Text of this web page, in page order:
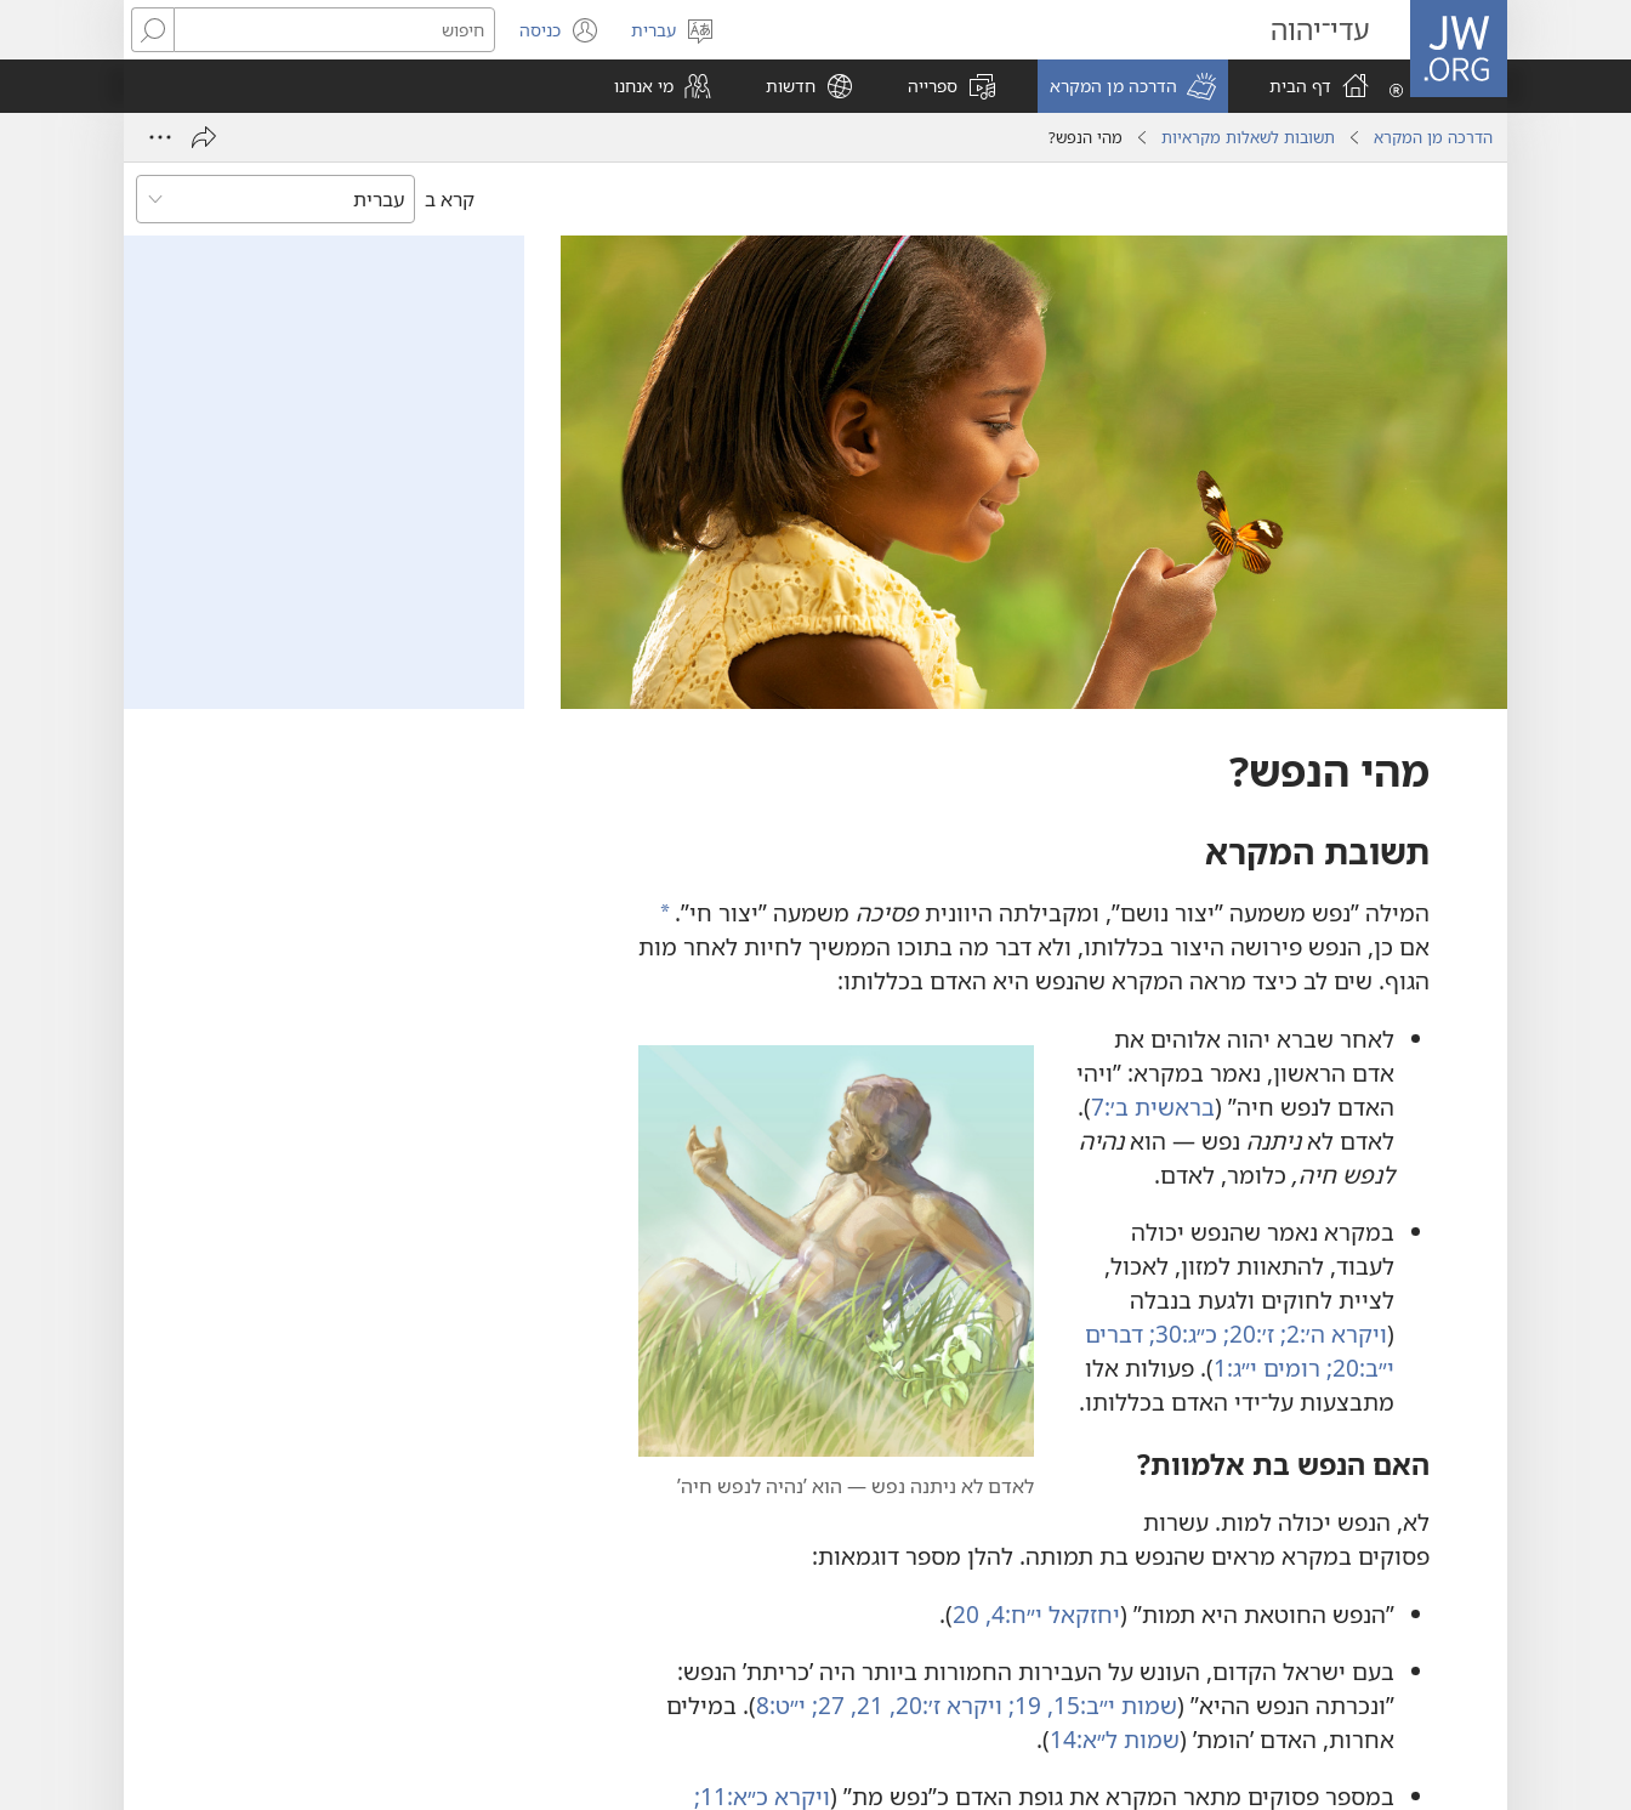
JW.ORG עדי־יהוה
בחר
שפה
עברית כניסה
(פותח
חלון
חיפוש
דף הבית
הדרכה מן המקרא ספרייה חדשות מי אנחנו
הדרכה מן המקרא תשובות לשאלות מקראיות מהי הנפש?‏
קרא ב
מהי הנפש?‏
תשובת המקרא
המילה ”‏נפש משמעה ”‏יצור נושם”‏,‏ ומקבילתה היווניתפסיכה משמעה ”‏יצור חי”‏.‏ a
אם כן,‏ הנפש פירושה היצור בכללותו,‏ ולא דבר מה בתוכו הממשיך לחיות לאחר מות
הגוף.‏ שים לב כיצד מראה המקרא שהנפש היא האדם בכללותו:‏
לאדם לא ניתנה נפש — הוא ’‏נהיה לנפש חיה’‏
לאחר שברא יהוה אלוהים את
אדם הראשון,‏ נאמר במקרא:‏ ”‏ויהי
האדם לנפש חיה”‏ (‏בראשית ב׳:‏7 ‏)‏.‏
לאדם לאניתנה נפש — הואנהיה
לנפש חיה,‏כלומר,‏ לאדם.‏
במקרא נאמר שהנפש יכולה
לעבוד,‏ להתאוות למזון,‏ לאכול,‏
לציית לחוקים ולגעת בנבלה
(‏ויקרא ה׳:‏2;‏ ז׳:‏20;‏ כ״ג:‏30;‏
דברים
י״ב:‏20;‏
רומים י״ג:‏1 ‏)‏.‏ פעולות אלו
מתבצעות על־ידי האדם בכללותו.‏
האם הנפש בת אלמוות?‏
לא,‏ הנפש יכולה למות.‏ עשרות
פסוקים במקרא מראים שהנפש בת תמותה.‏ להלן מספר דוגמאות:‏
”‏הנפש החוטאת היא תמות”‏ (‏יחזקאל י״ח:‏4,‏
‏)‏.‏
בעם ישראל הקדום,‏ העונש על העבירות החמורות ביותר היה ’‏כריתת’‏ הנפש:‏
”‏ונכרתה הנפש ההיא”‏ (‏שמות י״ב:‏15,‏ ויקרא ז׳:‏20,‏ 21,‏ י״ט:‏8 ‏)‏.‏ במילים
אחרות,‏ האדם ’‏הומת’‏ (‏שמות ל״א:‏14
‏)‏.‏
במספר פסוקים מתאר המקרא את גופת האדם כ”‏נפש מת”‏ (‏ויקרא כ״א:‏11;‏